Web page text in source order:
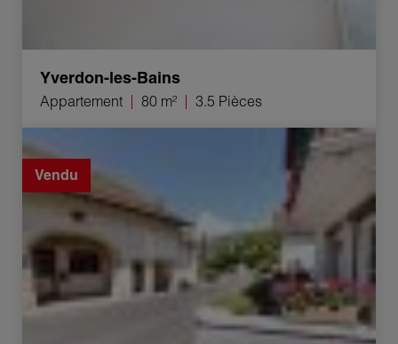
Yverdon-les-Bains
Appartement 80 m² 3.5 Pièces
Vente Appartement Grandson 2 Pièces 60 m²
Vendu